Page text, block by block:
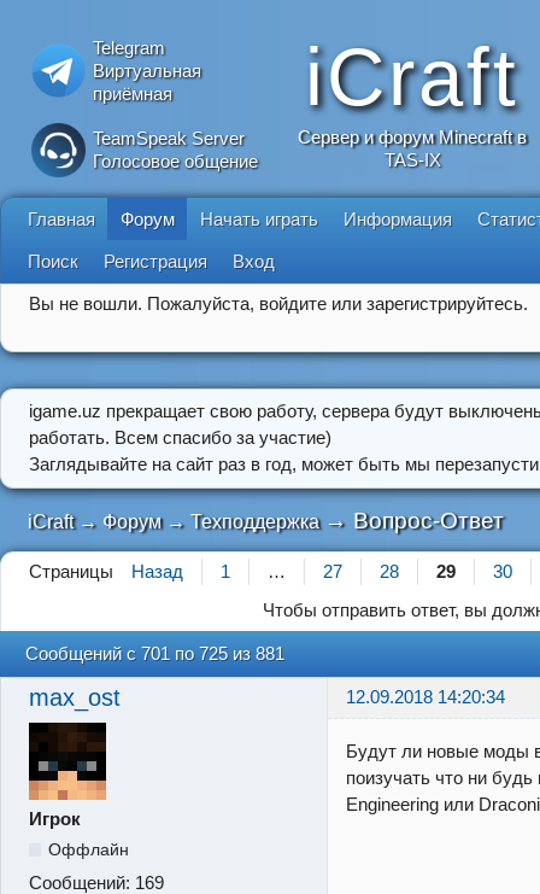
Telegram
Виртуальная
приёмная
TeamSpeak Server
Голосовое общение
iCraft
Сервер и форум Minecraft в
TAS-IX
Главная Форум Начать играть Информация
Поиск Регистрация Вход
Вы не вошли. Пожалуйста, войдите или зарегистрируйтесь.
igame.uz прекращает свою работу, сервера будут
работать. Всем спасибо за участие)
Заглядывайте на сайт раз в год, может быть мы
iCraft → Форум →Техподдержка → Вопрос-Ответ
Страницы Назад 1 … 27 28 29
30
Чтобы отправить ответ, вы
Сообщений с 701 по 725 из 881
max_ost 12.09.2018 14:20:34
Игрок
Оффлайн
Сообщений: 169
Будут ли новые моды
поизучать что ни
Engineering или